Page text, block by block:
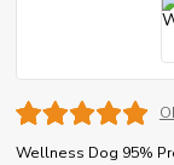
Wellness Dog 95%